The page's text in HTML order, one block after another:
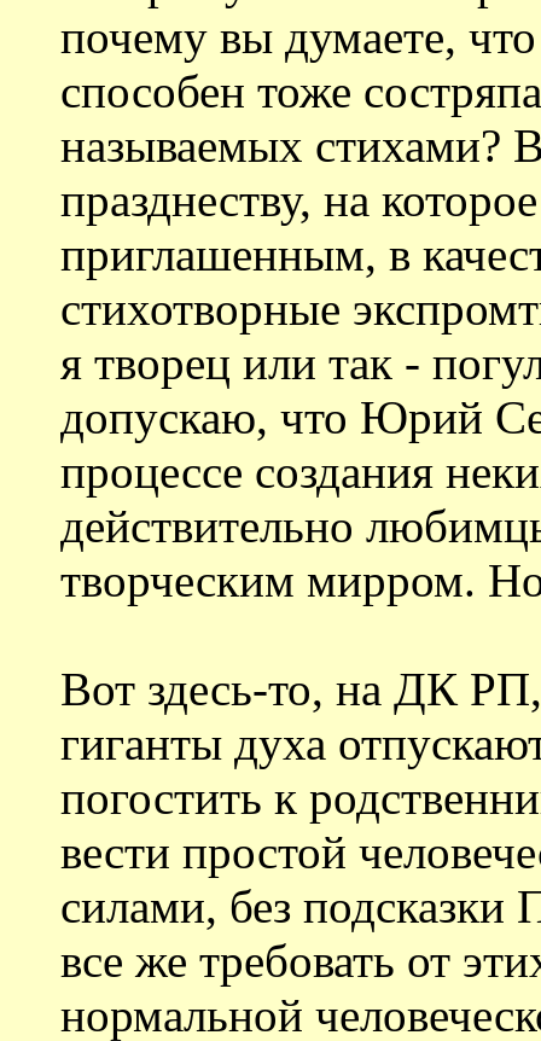
почему вы думаете,
способен тоже
называемых стихами?
празднеству, на
приглашенным, в
стихотворные
я творец или так -
допускаю, что Юрий
процессе создания
действительно
творческим мирром.
Вот здесь-то, на ДК
гиганты духа
погостить к
вести простой
силами, без подсказки
все же требовать от
нормальной